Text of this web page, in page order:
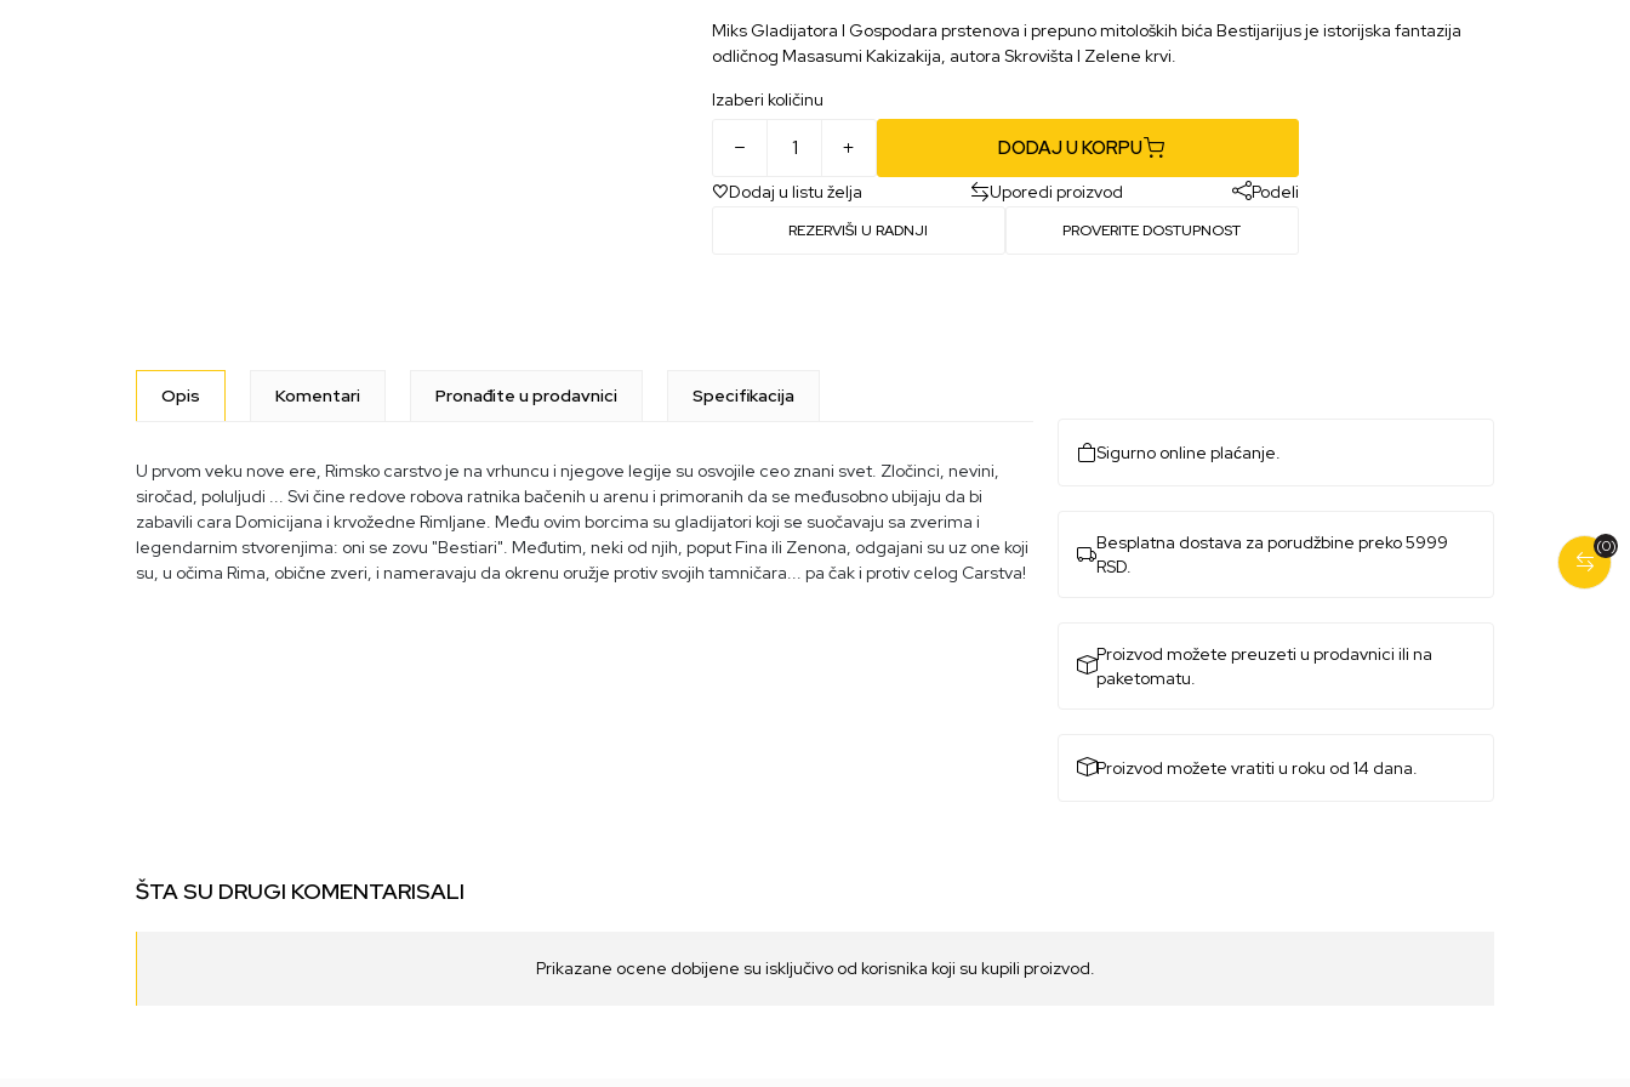
Miks Gladijatora I Gospodara prstenova i prepuno mitoloških bića Bestijarijus je istorijska fantazija
odličnog Masasumi Kakizakija, autora Skrovišta I Zelene krvi.
Izaberi količinu
DODAJ U KORPU
Dodaj u listu želja Uporedi proizvod Podeli
REZERVIŠI U RADNJI PROVERITE DOSTUPNOST
(0)
Opis Komentari Pronađite u prodavnici Specifikacija
U prvom veku nove ere, Rimsko carstvo je na vrhuncu i njegove legije su osvojile ceo znani svet. Zločinci, nevini,
siročad, poluljudi ... Svi čine redove robova ratnika bačenih u arenu i primoranih da se međusobno ubijaju da bi
zabavili cara Domicijana i krvožedne Rimljane. Među ovim borcima su gladijatori koji se suočavaju sa zverima i
legendarnim stvorenjima: oni se zovu "Bestiari". Međutim, neki od njih, poput Fina ili Zenona, odgajani su uz one koji
su, u očima Rima, obične zveri, i nameravaju da okrenu oružje protiv svojih tamničara... pa čak i protiv celog Carstva!
Sigurno online plaćanje.
Besplatna dostava za porudžbine preko 5999
RSD.
Proizvod možete preuzeti u prodavnici ili na
paketomatu.
Proizvod možete vratiti u roku od 14 dana.
ŠTA SU DRUGI KOMENTARISALI
Prikazane ocene dobijene su isključivo od korisnika koji su kupili proizvod.